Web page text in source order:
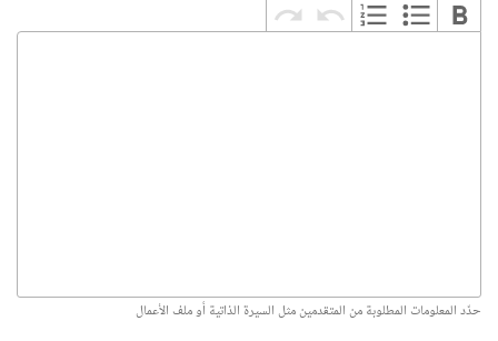
حدّد المعلومات المطلوبة من المتقدمين مثل السيرة الذاتية أو ملف الأعمال